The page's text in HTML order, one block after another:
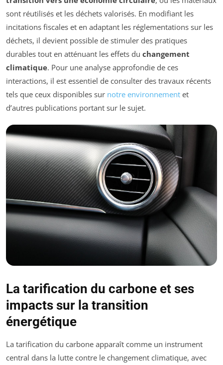
sont réutilisés et les déchets valorisés. En modifiant les
incitations fiscales et en adaptant les réglementations sur les
déchets, il devient possible de stimuler des pratiques
durables tout en atténuant les effets du changement
climatique. Pour une analyse approfondie de ces
interactions, il est essentiel de consulter des travaux récents
tels que ceux disponibles sur notre environnement et
d’autres publications portant sur le sujet.
La tarification du carbone et ses
impacts sur la transition
énergétique
La tarification du carbone apparaît comme un instrument
central dans la lutte contre le changement climatique, avec